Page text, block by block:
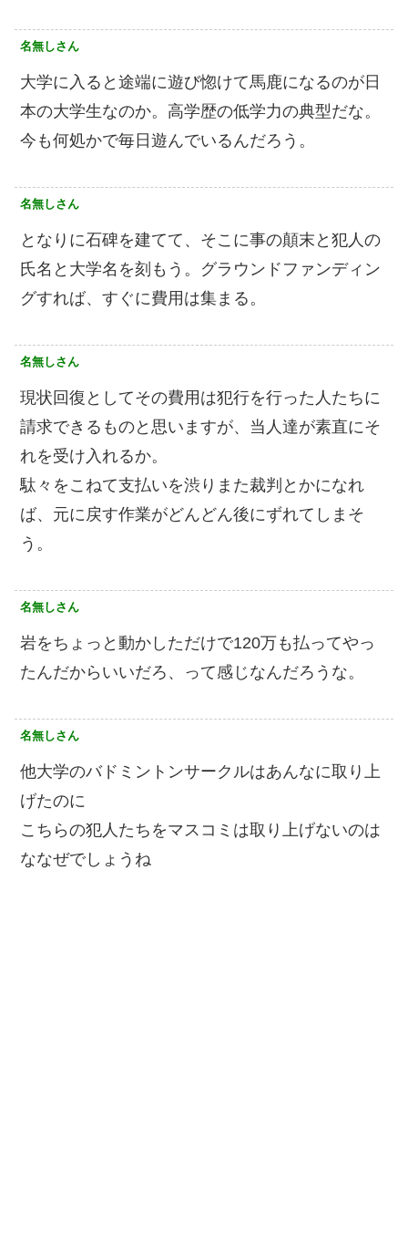
名無しさん
大学に入ると途端に遊び惚けて馬鹿になるのが日
本の大学生なのか。高学歴の低学力の典型だな。
今も何処かで毎日遊んでいるんだろう。
名無しさん
となりに石碑を建てて、そこに事の顛末と犯人の
氏名と大学名を刻もう。グラウンドファンディン
グすれば、すぐに費用は集まる。
名無しさん
現状回復としてその費用は犯行を行った人たちに
請求できるものと思いますが、当人達が素直にそ
れを受け入れるか。
駄々をこねて支払いを渋りまた裁判とかになれ
ば、元に戻す作業がどんどん後にずれてしまそ
う。
名無しさん
岩をちょっと動かしただけで120万も払ってやっ
たんだからいいだろ、って感じなんだろうな。
名無しさん
他大学のバドミントンサークルはあんなに取り上
げたのに
こちらの犯人たちをマスコミは取り上げないのは
ななぜでしょうね